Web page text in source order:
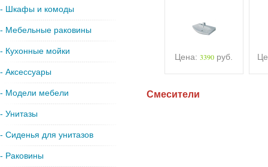
- Шкафы и комоды
- Мебельные раковины
- Кухонные мойки
- Аксессуары
- Модели мебели
- Унитазы
- Сиденья для унитазов
- Раковины
Цена: 3390 руб.
Смесители